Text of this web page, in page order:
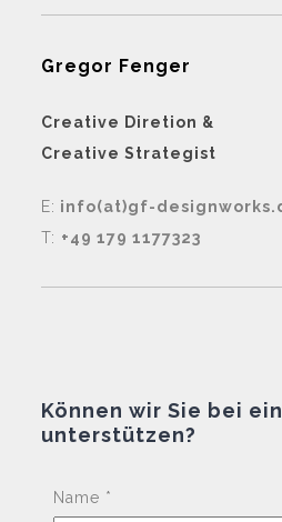
Gregor Fenger
Creative Diretion &
Creative Strategist
E: info(at)gf-
T: +49 179 1177323
Können wir Sie bei
unterstützen?
Name *